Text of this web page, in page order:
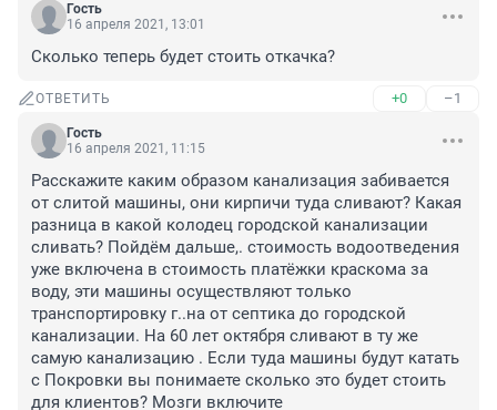
Гость
16 апреля 2021, 13:01
Сколько теперь будет стоить откачка?
ОТВЕТИТЬ +0 –1
Гость
16 апреля 2021, 11:15
Расскажите каким образом канализация забивается
от слитой машины, они кирпичи туда сливают? Какая
разница в какой колодец городской канализации
сливать? Пойдём дальше,. стоимость водоотведения
уже включена в стоимость платёжки краскома за
воду, эти машины осуществляют только
транспортировку г..на от септика до городской
канализации. На 60 лет октября сливают в ту же
самую канализацию . Если туда машины будут катать
с Покровки вы понимаете сколько это будет стоить
для клиентов? Мозги включите